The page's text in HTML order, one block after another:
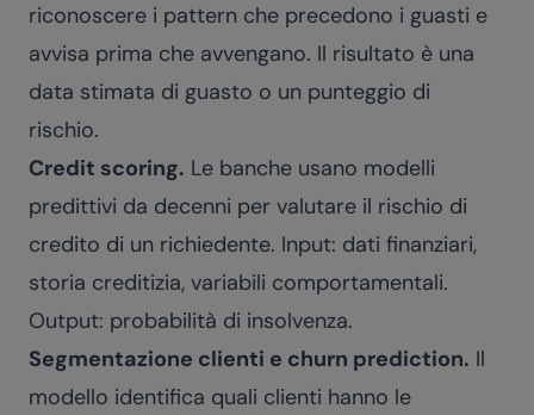
riconoscere i pattern che precedono i guasti e
avvisa prima che avvengano. Il risultato è una
data stimata di guasto o un punteggio di
rischio.
Credit scoring. Le banche usano modelli
predittivi da decenni per valutare il rischio di
credito di un richiedente. Input: dati finanziari,
storia creditizia, variabili comportamentali.
Output: probabilità di insolvenza.
Segmentazione clienti e churn prediction. Il
modello identifica quali clienti hanno le